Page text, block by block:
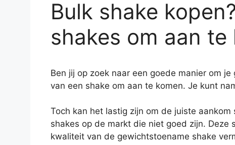
Bulk shake
shakes om aan te
Ben jij op zoek naar een goede manier om
van een shake om aan te komen. Je kunt
Toch kan het lastig zijn om de juiste
shakes op de markt die niet goed zijn.
kwaliteit van de gewichtstoename shake